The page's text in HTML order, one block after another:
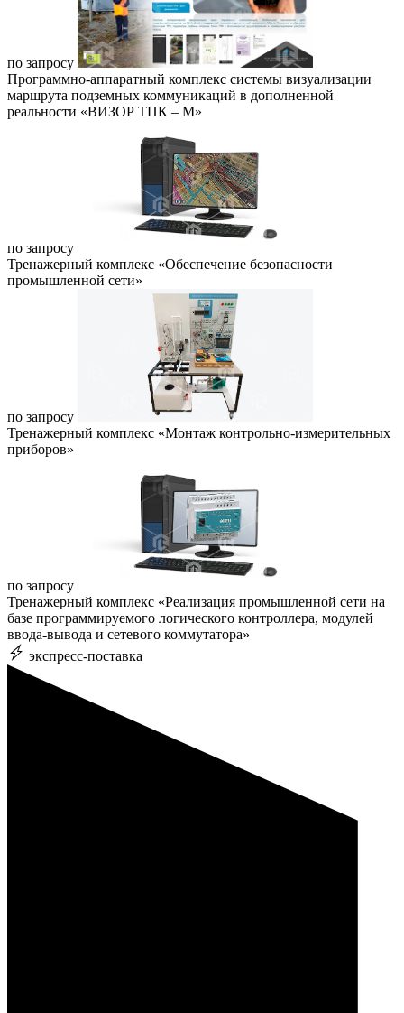
по запросу
Программно-аппаратный комплекс системы визуализации
маршрута подземных коммуникаций в дополненной
реальности «ВИЗОР ТПК – М»
по запросу
Тренажерный комплекс «Обеспечение безопасности
промышленной сети»
по запросу
Тренажерный комплекс «Монтаж контрольно-измерительных
приборов»
по запросу
Тренажерный комплекс «Реализация промышленной сети на
базе программируемого логического контроллера, модулей
ввода-вывода и сетевого коммутатора»
экспресс-поставка